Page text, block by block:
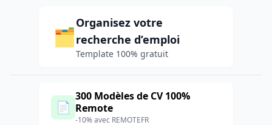
🗂️
Organisez votre
recherche d’emploi
Template 100% gratuit
📄
300 Modèles de CV 100%
Remote
-10% avec REMOTEFR